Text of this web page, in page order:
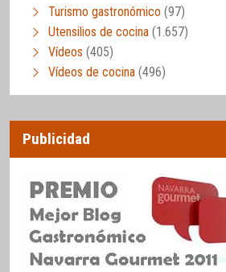
Turismo gastronómico (97)
Utensilios de cocina (1.657)
Vídeos (405)
Vídeos de cocina (496)
Publicidad